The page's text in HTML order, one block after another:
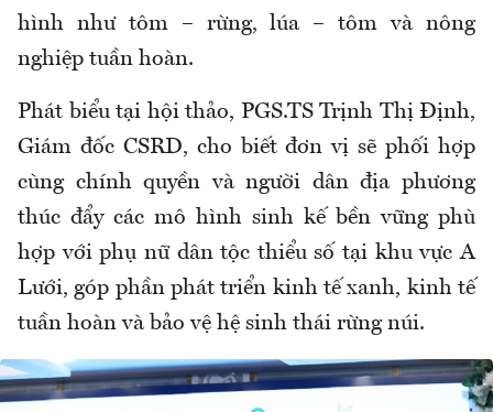
hình như tôm – rừng, lúa – tôm và nông
nghiệp tuần hoàn.
Phát biểu tại hội thảo, PGS.TS Trịnh Thị Định,
Giám đốc CSRD, cho biết đơn vị sẽ phối hợp
cùng chính quyền và người dân địa phương
thúc đẩy các mô hình sinh kế bền vững phù
hợp với phụ nữ dân tộc thiểu số tại khu vực A
Lưới, góp phần phát triển kinh tế xanh, kinh tế
tuần hoàn và bảo vệ hệ sinh thái rừng núi.